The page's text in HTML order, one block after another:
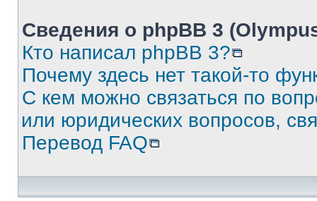
Сведения о phpBB 3
Кто написал phpBB 3?
Почему здесь нет такой-то
С кем можно связаться по
или юридических вопросов,
Перевод FAQ